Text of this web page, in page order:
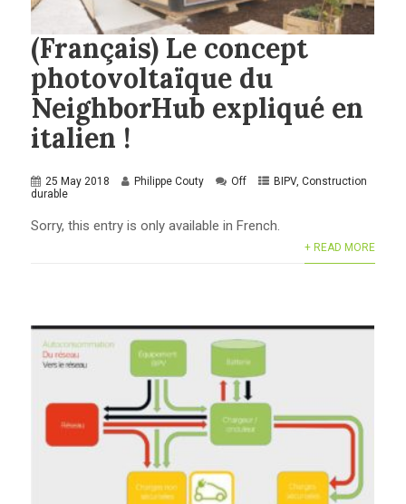
(Français) Le concept
photovoltaïque du
NeighborHub expliqué en
italien !
25 May 2018 Philippe Couty Off BIPV,Construction
durable
Sorry, this entry is only available in French.
+ READ MORE